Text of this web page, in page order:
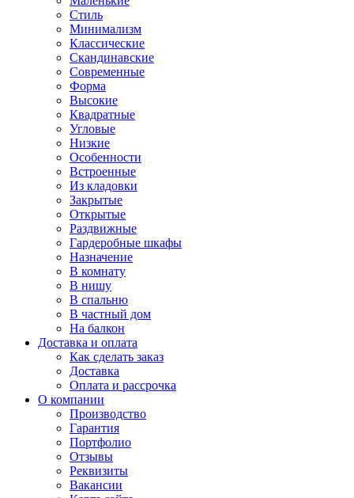
Стиль
Минимализм
Классические
Скандинавские
Современные
Форма
Высокие
Квадратные
Угловые
Низкие
Особенности
Встроенные
Из кладовки
Закрытые
Открытые
Раздвижные
Гардеробные шкафы
Назначение
В комнату
В нишу
В спальню
В частный дом
На балкон
Доставка и оплата
Как сделать заказ
Доставка
Оплата и рассрочка
О компании
Производство
Гарантия
Портфолио
Отзывы
Реквизиты
Вакансии